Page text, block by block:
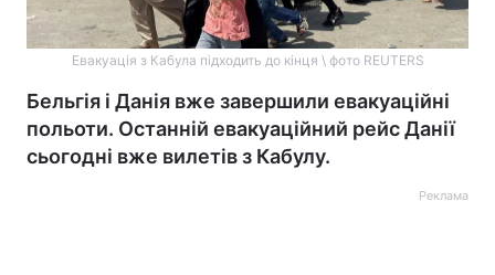
Евакуація з Кабула підходить до кінця \ фото REUTERS
Бельгія і Данія вже завершили евакуаційні
польоти. Останній евакуаційний рейс Данії
сьогодні вже вилетів з Кабулу.
Реклама